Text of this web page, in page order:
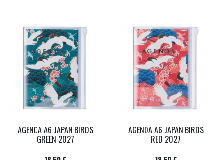
AGENDA A6 JAPAN BIRDS
GREEN 2027
AGENDA A6 JAPAN BIRDS
RED 2027